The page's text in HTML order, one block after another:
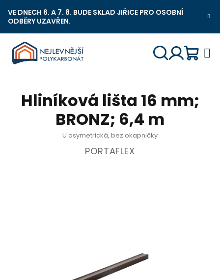
na
obsah
VE DNECH 6. A 7. 8. BUDE SKLAD JIŘICE PRO OSOBNÍ
ODBĚRY UZAVŘEN.
košík
Hliníková lišta 16 mm;
BRONZ; 6,4 m
U asymetrická, bez okapničky
PORTAFLEX
Nejlevnější Polykarbonát Chat